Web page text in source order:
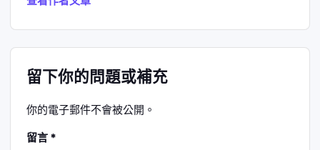
留下你的問題或補充
你的電子郵件不會被公開。
留言 *